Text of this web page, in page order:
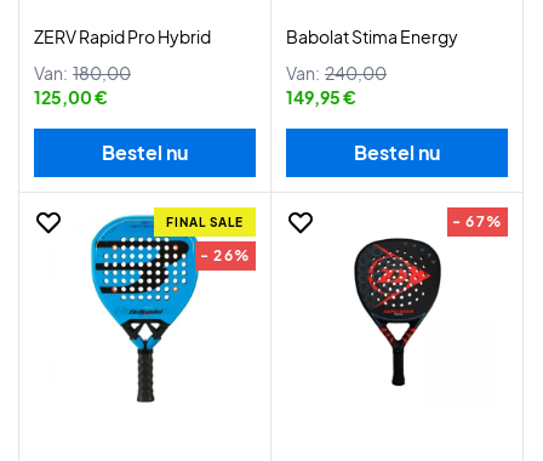
ZERV Rapid Pro Hybrid
Van: 180,00
125,00 €
Bestel nu
Babolat Stima Energy
Van: 240,00
149,95 €
Bestel nu
FINAL SALE
- 26%
- 67%